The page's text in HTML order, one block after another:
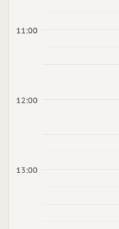
11:00
12:00
13:00